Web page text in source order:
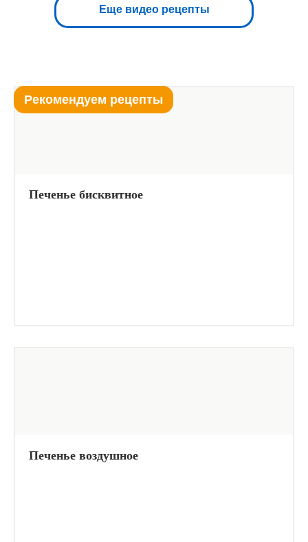
Еще видео рецепты
Рекомендуем рецепты
Печенье бисквитное
Печенье воздушное